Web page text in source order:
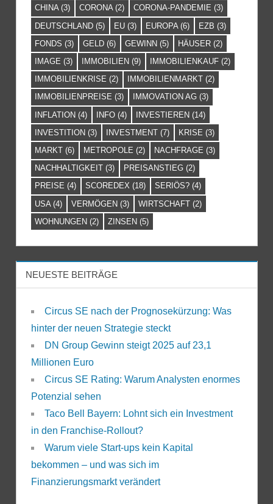
CHINA(3) CORONA(2) CORONA-PANDEMIE (3)
DEUTSCHLAND (5) EU (3) EUROPA (6) EZB (3)
FONDS (3) GELD (6) GEWINN (5) HÄUSER (2)
IMAGE (3) IMMOBILIEN (9) IMMOBILIENKAUF (2)
IMMOBILIENKRISE (2) IMMOBILIENMARKT (2)
IMMOBILIENPREISE (3) IMMOVATION AG (3)
INFLATION (4) INFO (4) INVESTIEREN (14)
INVESTITION (3) INVESTMENT (7) KRISE (3)
MARKT (6) METROPOLE (2) NACHFRAGE (3)
NACHHALTIGKEIT (3) PREISANSTIEG (2)
PREISE (4) SCOREDEX (18) SERIÖS? (4)
USA (4) VERMÖGEN (3) WIRTSCHAFT (2)
WOHNUNGEN (2) ZINSEN (5)
NEUESTE BEITRÄGE
Circus SE nach der Prognosekürzung: Was
hinter der neuen Strategie steckt
DN Group Gewinn steigt 2025 auf 23,1
Millionen Euro
Circus SE Rating: Warum Analysten enormes
Potenzial sehen
Taco Bell Bayern: Lohnt sich ein Investment
in den Franchise-Rollout?
Warum viele Start-ups kein Kapital
bekommen – und was sich im
Finanzierungsmarkt verändert